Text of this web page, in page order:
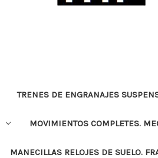
TRENES DE ENGRANAJES
MOVIMIENTOS COMPLETES.
MANECILLAS RELOJES DE SUELO.